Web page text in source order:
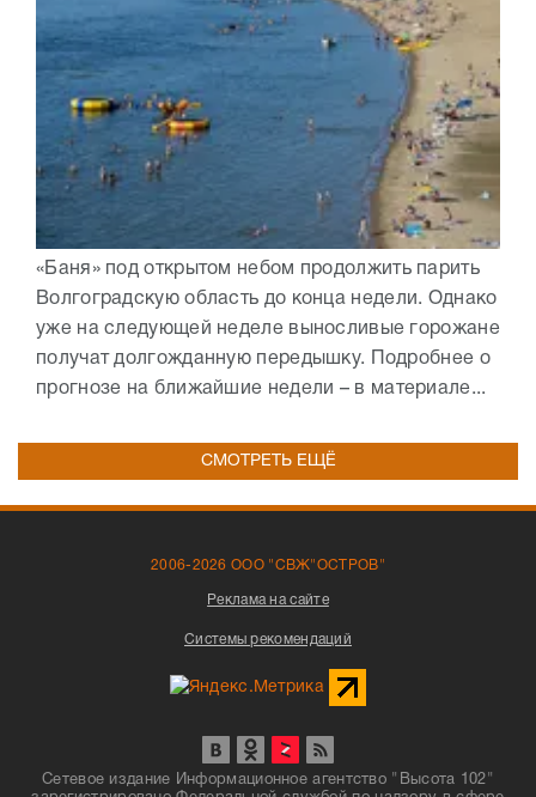
«Баня» под открытом небом продолжить парить
Волгоградскую область до конца недели. Однако
уже на следующей неделе выносливые горожане
получат долгожданную передышку. Подробнее о
прогнозе на ближайшие недели – в материале...
СМОТРЕТЬ ЕЩЁ
2006-2026 ООО "СВЖ"ОСТРОВ"
Реклама на сайте
Системы рекомендаций
Сетевое издание Информационное агентство "Высота 102"